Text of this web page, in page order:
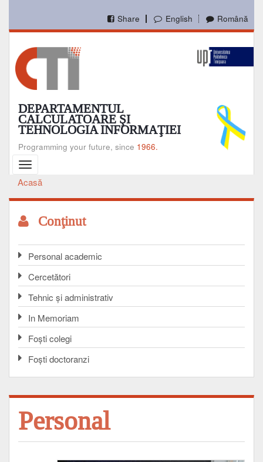
conţinutul
English Română
Share
DEPARTAMENTUL
CALCULATOARE ŞI
TEHNOLOGIA INFORMAŢIEI
Programming your future, since 1966.
Toggle
navigation
Breadcrumb
Acasă
Conţinut
Personal academic
Cercetători
Tehnic și administrativ
In Memoriam
Foşti colegi
Foşti doctoranzi
Personal